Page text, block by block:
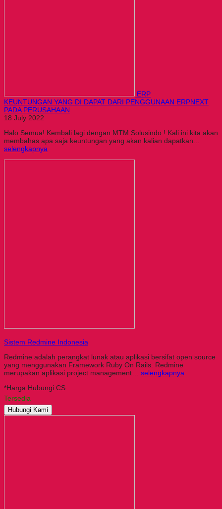
ERP
KEUNTUNGAN YANG DI DAPAT DARI PENGGUNAAN ERPNEXT
PADA PERUSAHAAN
18 July 2022
Halo Semua! Kembali lagi dengan MTM Solusindo ! Kali ini kita akan
membahas apa saja keuntungan yang akan kalian dapatkan...
selengkapnya
Sistem Redmine Indonesia
Redmine adalah perangkat lunak atau aplikasi bersifat open source
yang menggunakan Framework Ruby On Rails. Redmine
merupakan aplikasi project management… selengkapnya
*Harga Hubungi CS
Tersedia
Hubungi Kami